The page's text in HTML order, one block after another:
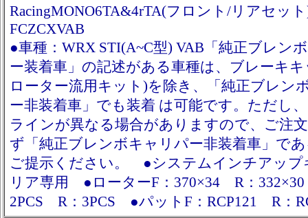
RacingMONO6TA&4rTA(フロント/リアセッ
FCZCXVAB
●車種：WRX STI(A~C型) VAB「純正ブレン
ー装着車」の記述がある車種は、ブレーキ
ローター流用キット)を除き、「純正ブレン
ー非装着車」でも装着 は可能です。ただし
ラインが異なる場合がありますので、ご注
ず「純正ブレンボキャリパー非装着車」で
ご提示ください。 ●システムインチアップ
リア専用 ●ローターF：370×34 R：332×30
2PCS R：3PCS ●パットF：RCP121 R：